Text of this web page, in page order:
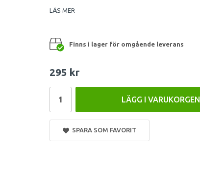
LÄS MER
Finns i lager för omgående leverans
295 kr
LÄGG I VARUKORGEN
SPARA SOM FAVORIT